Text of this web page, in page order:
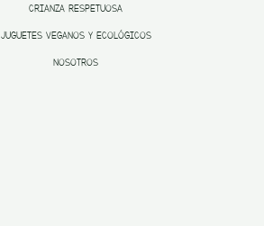
CRIANZA RESPETUOSA
JUGUETES VEGANOS Y ECOLÓGICOS
NOSOTROS